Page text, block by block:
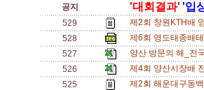
공지 '대회결과' '입
529
제2회 창원KTH배
528
제6회 영도태종배
527
양산 방문의 해_전
526
제4회 양산시장배
525
제2회 해운대구동